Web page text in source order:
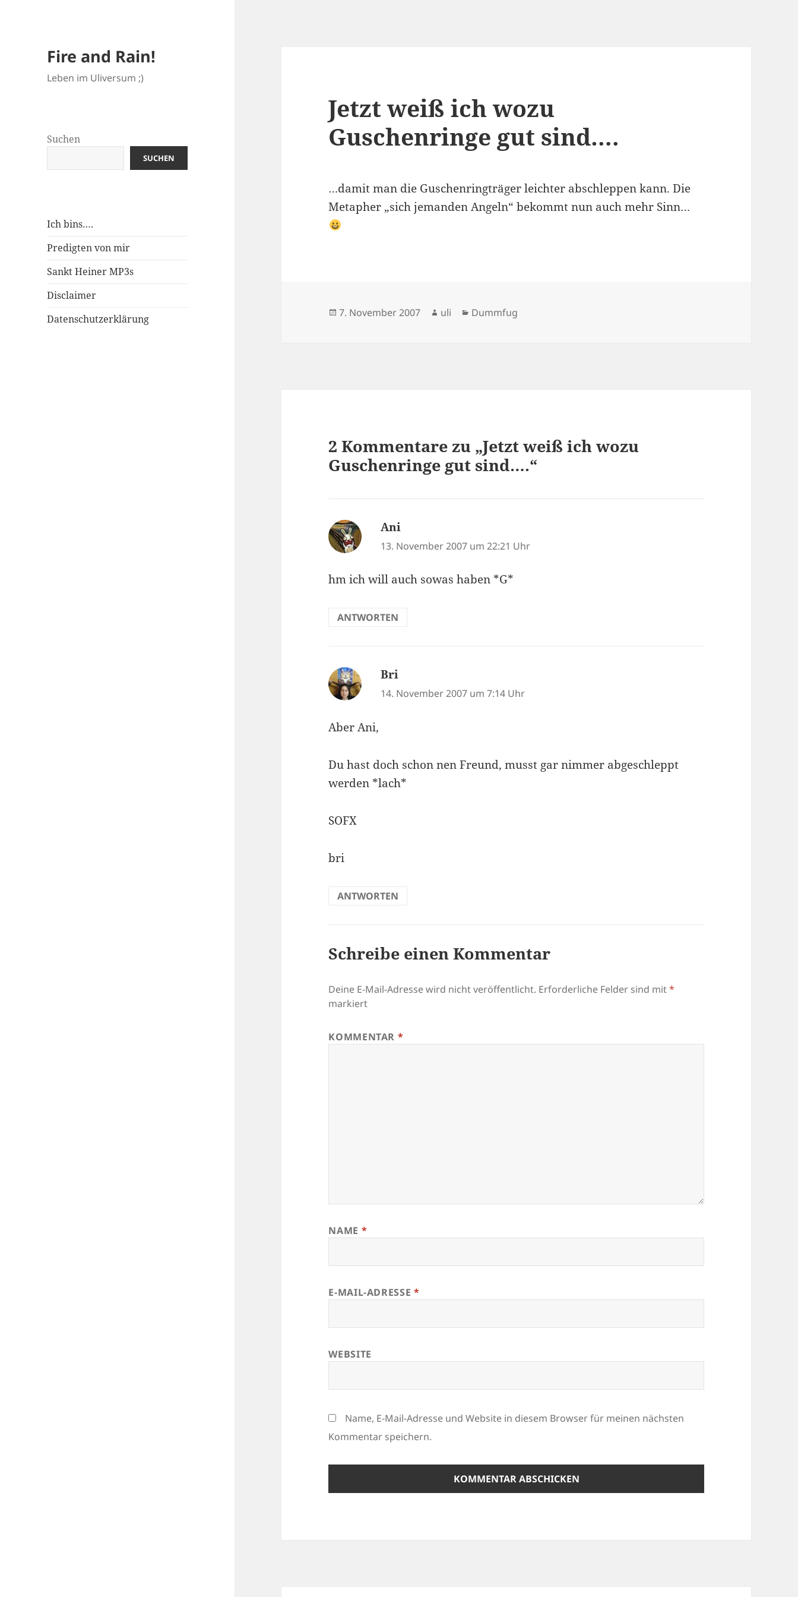
Fire and Rain!
Leben im Uliversum ;)
Suchen
SUCHEN
Ich bins….
Predigten von mir
Sankt Heiner MP3s
Disclaimer
Datenschutzerklärung
Jetzt weiß ich wozu
Guschenringe gut sind….
…damit man die Guschenringträger leichter abschleppen kann. Die
Metapher „sich jemanden Angeln“ bekommt nun auch mehr Sinn…
Veröffentlicht
7. November 2007 Autor
uli Kategorien
Dummfug
2 Kommentare zu „Jetzt weiß ich wozu
Guschenringe gut sind….“
Ani
13. November 2007 um 22:21 Uhr
hm ich will auch sowas haben *G*
ANTWORTEN
Bri
14. November 2007 um 7:14 Uhr
Aber Ani,
Du hast doch schon nen Freund, musst gar nimmer abgeschleppt
werden *lach*
SOFX
bri
ANTWORTEN
Schreibe einen Kommentar
Deine E-Mail-Adresse wird nicht veröffentlicht. Erforderliche Felder sind mit*
markiert
KOMMENTAR *
NAME *
E-MAIL-ADRESSE *
WEBSITE
Name, E-Mail-Adresse und Website in diesem Browser für meinen nächsten
Kommentar speichern.